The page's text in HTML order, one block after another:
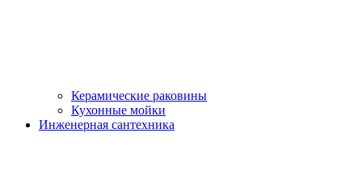
Керамические раковины
Кухонные мойки
Инженерная сантехника